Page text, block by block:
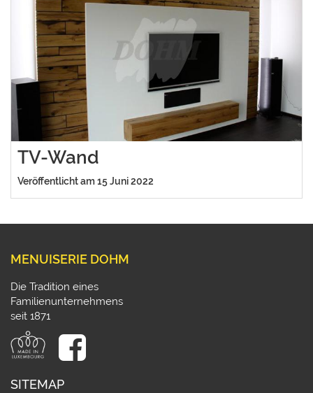
TV-Wand
Veröffentlicht am 15 Juni 2022
MENUISERIE DOHM
Die Tradition eines
Familienunternehmens
seit 1871
SITEMAP